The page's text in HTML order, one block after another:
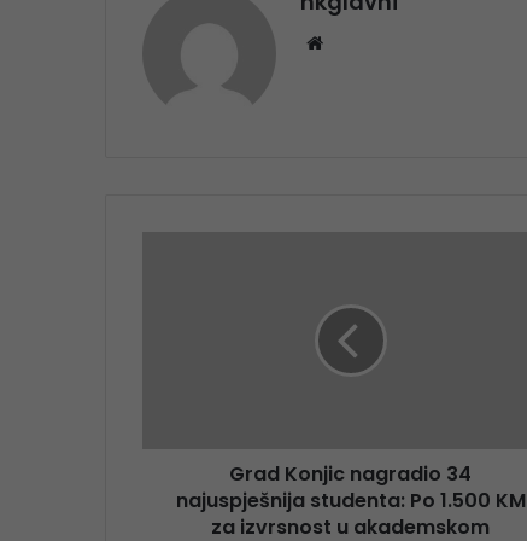
Grad Konjic nagradio 34
najuspješnija studenta: Po 1.500 KM
za izvrsnost u akademskom